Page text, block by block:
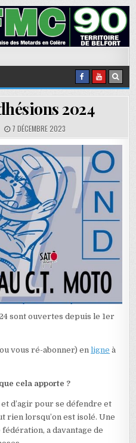
2024
PUBLISHED DATE:
7 DÉCEMBRE 2023
sont ouvertes depuis le 1er
vous ré-abonner) enligne à
cela apporte ?
d’agir pour se défendre et
rien lorsqu’on est isolé. Une
a davantage de